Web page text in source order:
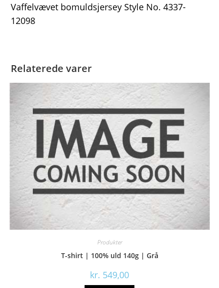
Vaffelvævet bomuldsjersey Style No. 4337-
12098
Relaterede varer
Produkter
T-shirt | 100% uld 140g | Grå
kr. 549,00